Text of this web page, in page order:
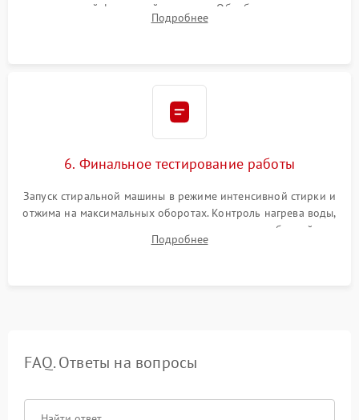
надежной фиксацией хомутами. Обработка стыков
герметиком для предотвращения возможных протечек воды.
Подробнее
6. Финальное тестирование работы
Запуск стиральной машины в режиме интенсивной стирки и
отжима на максимальных оборотах. Контроль нагрева воды,
корректности слива, отсутствия излишних вибраций,
посторонних стуков и протечек под корпусом.
Подробнее
FAQ. Ответы на вопросы